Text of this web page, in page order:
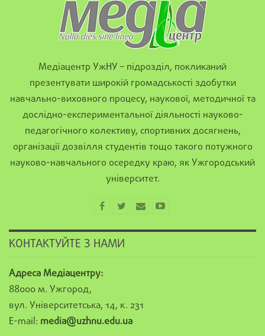
Медіацентр УжНУ – підрозділ, покликаний
презентувати широкій громадськості здобутки
навчально-виховного процесу, наукової, методичної та
дослідно-експериментальної діяльності науково-
педагогічного колективу, спортивних досягнень,
організації дозвілля студентів тощо такого потужного
науково-навчального осередку краю, як Ужгородський
університет.
КОНТАКТУЙТЕ З НАМИ
Адреса Медіацентру:
88000 м. Ужгород,
вул. Університетська, 14, к. 231
E-mail: media@uzhnu.edu.ua